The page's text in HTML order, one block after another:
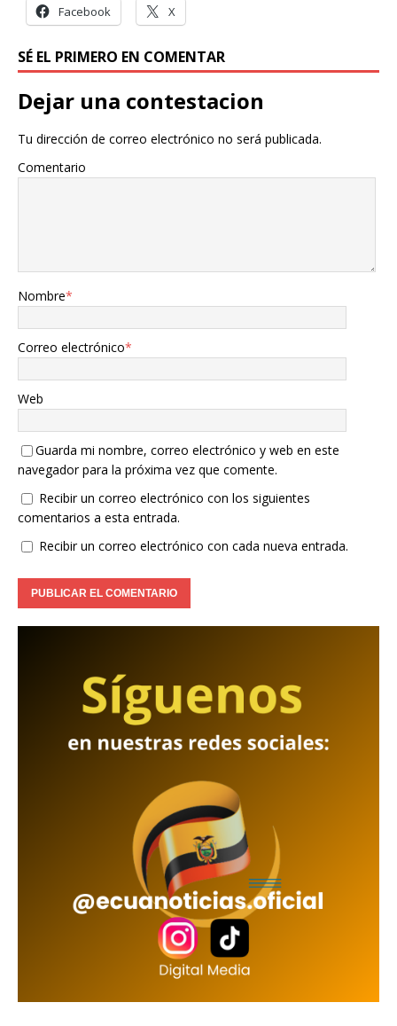
Facebook X
SÉ EL PRIMERO EN COMENTAR
Dejar una contestacion
Tu dirección de correo electrónico no será publicada.
Comentario
Nombre*
Correo electrónico*
Web
Guarda mi nombre, correo electrónico y web en este
navegador para la próxima vez que comente.
Recibir un correo electrónico con los siguientes
comentarios a esta entrada.
Recibir un correo electrónico con cada nueva entrada.